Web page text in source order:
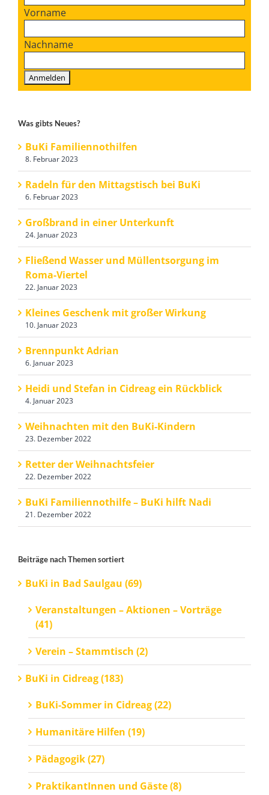
Vorname
Nachname
Was gibts Neues?
BuKi Familiennothilfen
8. Februar 2023
Radeln für den Mittagstisch bei BuKi
6. Februar 2023
Großbrand in einer Unterkunft
24. Januar 2023
Fließend Wasser und Müllentsorgung im
Roma-Viertel
22. Januar 2023
Kleines Geschenk mit großer Wirkung
10. Januar 2023
Brennpunkt Adrian
6. Januar 2023
Heidi und Stefan in Cidreag ein Rückblick
4. Januar 2023
Weihnachten mit den BuKi-Kindern
23. Dezember 2022
Retter der Weihnachtsfeier
22. Dezember 2022
BuKi Familiennothilfe – BuKi hilft Nadi
21. Dezember 2022
Beiträge nach Themen sortiert
BuKi in Bad Saulgau (69)
Veranstaltungen – Aktionen – Vorträge
(41)
Verein – Stammtisch (2)
BuKi in Cidreag (183)
BuKi-Sommer in Cidreag (22)
Humanitäre Hilfen (19)
Pädagogik (27)
PraktikantInnen und Gäste (8)